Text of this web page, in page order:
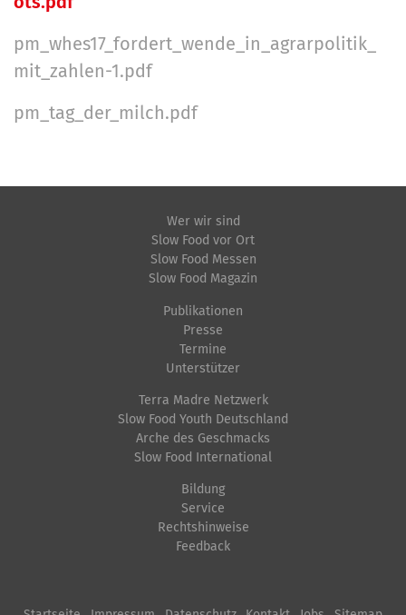
pm_whes17_fordert_wende_in_agrarpolitik_
mit_zahlen-1.pdf
pm_tag_der_milch.pdf
Wer wir sind
Slow Food vor Ort
Slow Food Messen
Slow Food Magazin
Publikationen
Presse
Termine
Unterstützer
Terra Madre Netzwerk
Slow Food Youth Deutschland
Arche des Geschmacks
Slow Food International
Bildung
Service
Rechtshinweise
Feedback